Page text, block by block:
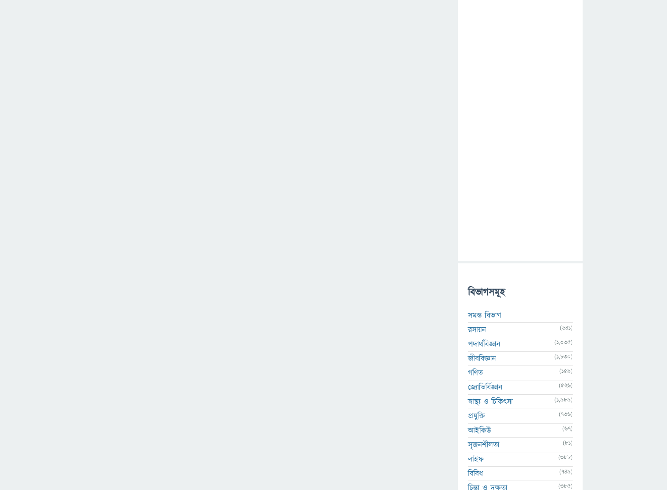
বিভাগসমূহ
সমস্ত বিভাগ
রসায়ন
(641)
পদার্থবিজ্ঞান (1,035)
জীববিজ্ঞান (1,830)
গণিত (159)
জ্যোতির্বিজ্ঞান (526)
স্বাস্থ্য ও চিকিৎসা (1,989)
প্রযুক্তি (736)
আইকিউ (67)
সৃজনশীলতা (81)
লাইফ (388)
বিবিধ (749)
চিন্তা ও দক্ষতা (385)